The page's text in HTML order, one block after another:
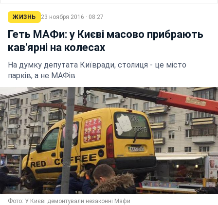
ЖИЗНЬ 23 ноября 2016 · 08:27
Геть МАФи: у Києві масово прибрають
кав'ярні на колесах
На думку депутата Київради, столиця - це місто
парків, а не МАФів
Фото: У Києві демонтували незаконні Мафи